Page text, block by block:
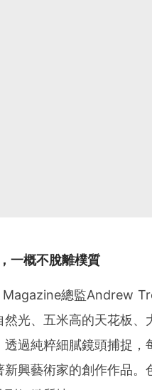
一概不脫離樸質
總監Andrew
光、五米高的天花板、
過純粹細膩鏡頭捕捉，
興藝術家的創作作品。